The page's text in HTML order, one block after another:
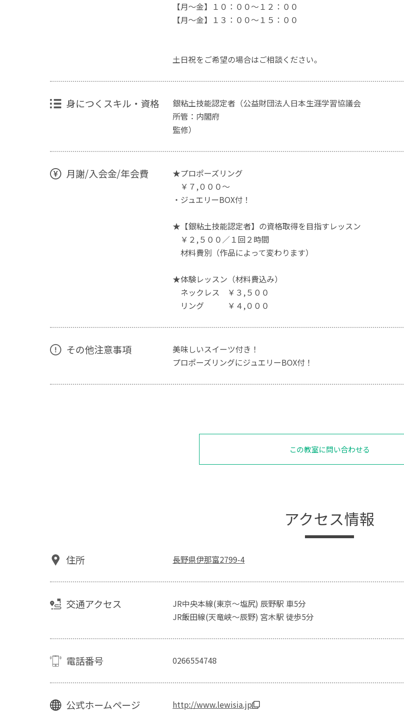
【月～金】１０：００～１２：００
【月～金】１３：００～１５：００
土日祝をご希望の場合はご相談ください。
身につくスキル・資格
銀粘土技能認定者（公益財団法人日本生涯学習協議会
所管：内閣府
監修）
月謝/入会金/年会費
★プロポーズリング
￥７,０００～
・ジュエリーBOX付！
★【銀粘土技能認定者】の資格取得を目指すレッスン
￥２,５００／１回２時間
材料費別（作品によって変わります）
★体験レッスン（材料費込み）
ネックレス ￥３,５００
リング ￥４,０００
その他注意事項
美味しいスイーツ付き！
プロポーズリングにジュエリーBOX付！
この教室に問い合わせる
アクセス情報
住所 長野県伊那富2799-4
交通アクセス
JR中央本線(東京～塩尻) 辰野駅 車5分
JR飯田線(天竜峡～辰野) 宮木駅 徒歩5分
電話番号 0266554748
公式ホームページ http://www.lewisia.jp